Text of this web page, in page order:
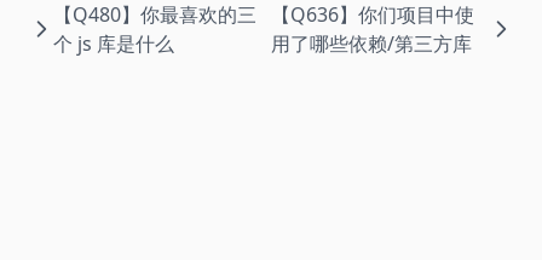
【Q480】你最喜欢的三
个 js 库是什么
【Q636】你们项目中使
用了哪些依赖/第三方库